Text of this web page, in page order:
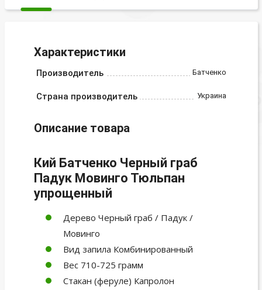
Характеристики
Производитель Батченко
Страна производитель Украина
Описание товара
Кий Батченко Черный граб
Падук Мовинго Тюльпан
упрощенный
Дерево Черный граб / Падук /
Мовинго
Вид запила Комбинированный
Вес 710-725 грамм
Стакан (феруле) Капролон